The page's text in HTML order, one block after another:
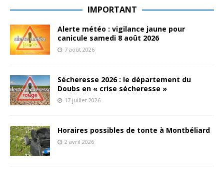
IMPORTANT
Alerte météo : vigilance jaune pour
canicule samedi 8 août 2026
7 août 2026
Sécheresse 2026 : le département du
Doubs en « crise sécheresse »
17 juillet 2026
Horaires possibles de tonte à Montbéliard
2 avril 2026